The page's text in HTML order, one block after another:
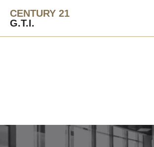
CENTURY 21
G.T.I.
Actualités immobilières à SARTROUVILLE